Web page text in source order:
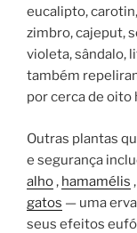
eucalipto,
zimbro, cajeput,
violeta, sândalo,
também
por cerca de oito
Outras plantas
e segurança
alho, hamamélis
gatos — uma
seus efeitos